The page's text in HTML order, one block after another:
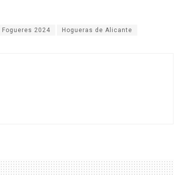
Fogueres 2024 Hogueras de Alicante